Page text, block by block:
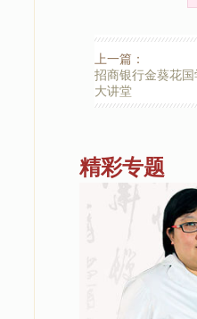
上一篇：
招商银行金葵花国
大讲堂
精彩专题